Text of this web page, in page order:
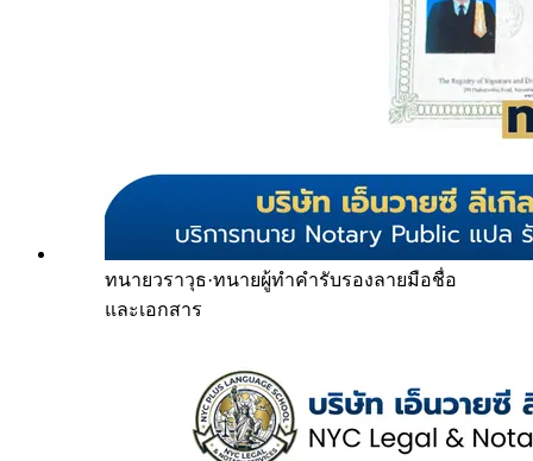
ทนายวราวุธ·ทนายผู้ทำคำรับรองลายมือชื่อ
และเอกสาร